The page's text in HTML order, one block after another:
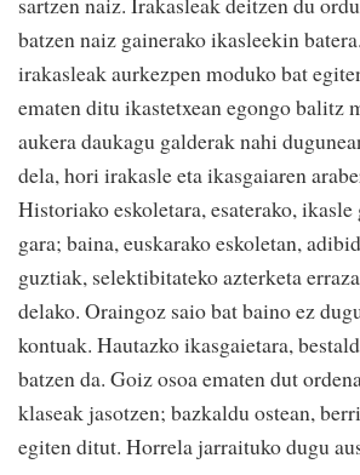
batzen naiz gainerako ikasleekin
irakasleak aurkezpen moduko bat
ematen ditu ikastetxean egongo balitz
aukera daukagu galderak nahi
dela, hori irakasle eta ikasgaiaren
Historiako eskoletara, esaterako,
gara; baina, euskarako eskoletan,
guztiak, selektibitateko azterketa
delako. Oraingoz saio bat baino ez
kontuak. Hautazko ikasgaietara,
batzen da. Goiz osoa ematen dut
klaseak jasotzen; bazkaldu ostean,
egiten ditut. Horrela jarraituko dugu